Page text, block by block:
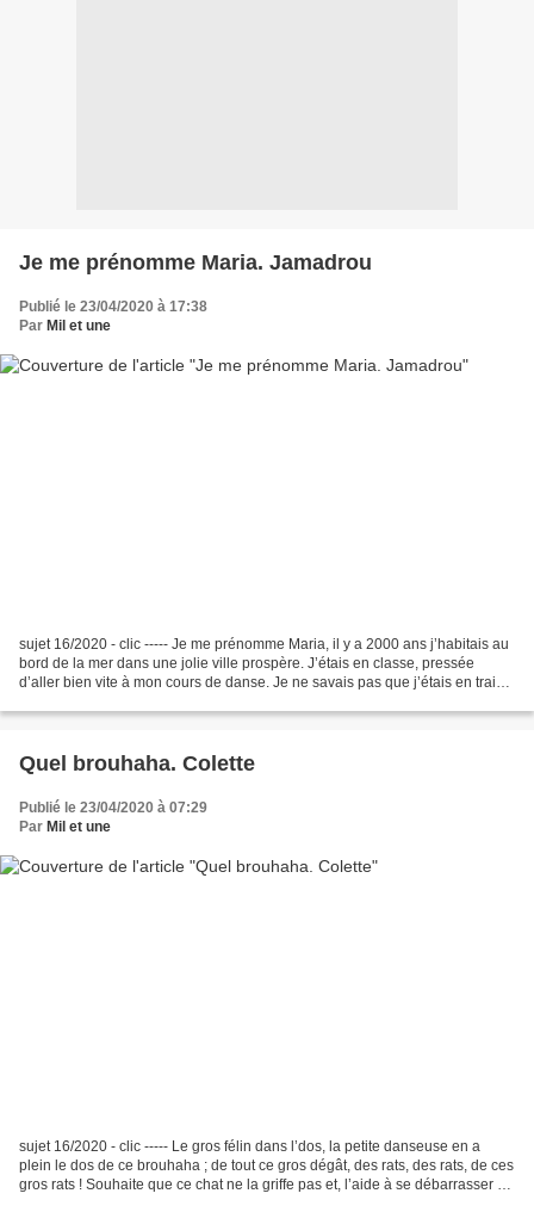
Je me prénomme Maria. Jamadrou
Publié le 23/04/2020 à 17:38
Par Mil et une
sujet 16/2020 - clic ----- Je me prénomme Maria, il y a 2000 ans j’habitais au
bord de la mer dans une jolie ville prospère. J’étais en classe, pressée
d’aller bien vite à mon cours de danse. Je ne savais pas que j’étais en train
Quel brouhaha. Colette
Publié le 23/04/2020 à 07:29
Par Mil et une
sujet 16/2020 - clic ----- Le gros félin dans l’dos, la petite danseuse en a
plein le dos de ce brouhaha ; de tout ce gros dégât, des rats, des rats, de ces
gros rats ! Souhaite que ce chat ne la griffe pas et, l’aide à se débarrasser de